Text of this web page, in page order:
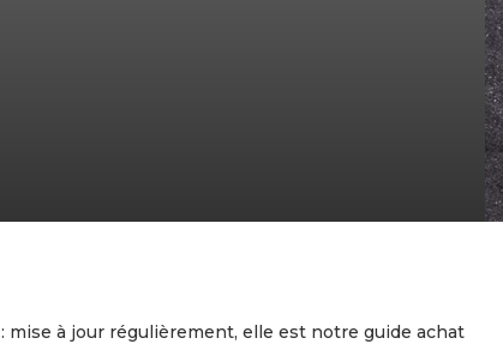
: mise à jour régulièrement, elle est notre guide achat